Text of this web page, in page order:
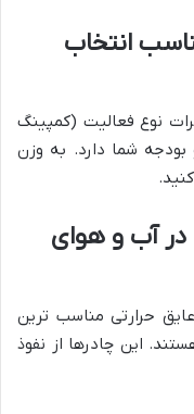
انتخاب
نوع فعالیت (کمپینگ
شما دارد. به وزن
در آب و هوای
حرارتی مناسب ترین
این چادرها از نفوذ